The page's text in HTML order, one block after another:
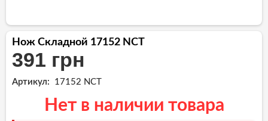
Нож Складной 17152 NCT
391 грн
Артикул: 17152 NCT
Нет в наличии товара